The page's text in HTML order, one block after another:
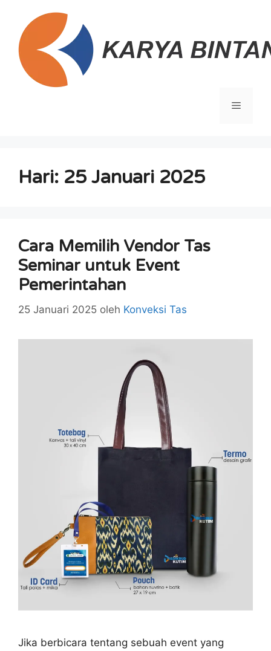
Menu
Hari: 25 Januari 2025
Cara Memilih Vendor Tas
Seminar untuk Event
Pemerintahan
25 Januari 2025 oleh Konveksi Tas
Jika berbicara tentang sebuah event yang